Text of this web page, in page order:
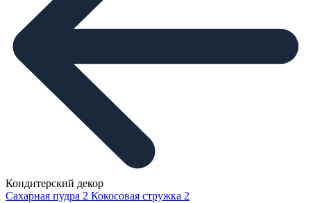
Кондитерский декор
Сахарная пудра 2 Кокосовая стружка 2